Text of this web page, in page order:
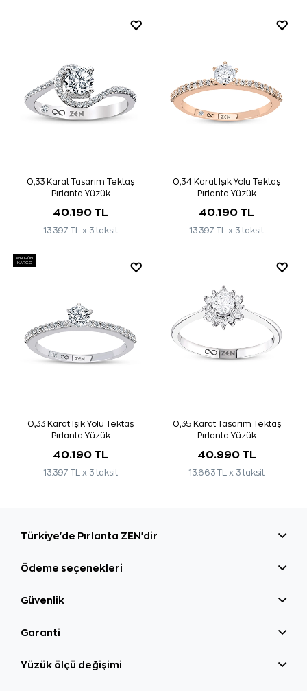
0,33 Karat Tasarım Tektaş
Pırlanta Yüzük
40.190 TL
13.397 TL x 3 taksit
0,34 Karat Işık Yolu Tektaş
Pırlanta Yüzük
40.190 TL
13.397 TL x 3 taksit
AYNI GÜN
KARGO
0,33 Karat Işık Yolu Tektaş
Pırlanta Yüzük
40.190 TL
13.397 TL x 3 taksit
0,35 Karat Tasarım Tektaş
Pırlanta Yüzük
40.990 TL
13.663 TL x 3 taksit
Türkiye'de Pırlanta ZEN'dir
Ödeme seçenekleri
Güvenlik
Garanti
Yüzük ölçü değişimi